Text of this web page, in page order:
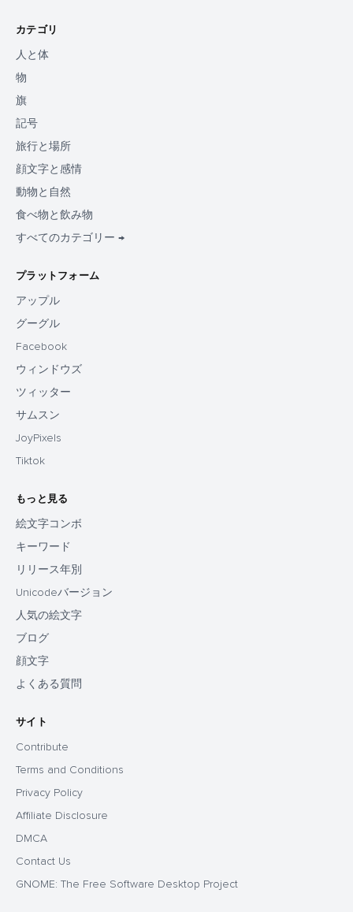
カテゴリ
人と体
物
旗
記号
旅行と場所
顔文字と感情
動物と自然
食べ物と飲み物
すべてのカテゴリー →
プラットフォーム
アップル
グーグル
Facebook
ウィンドウズ
ツィッター
サムスン
JoyPixels
Tiktok
もっと見る
絵文字コンボ
キーワード
リリース年別
Unicodeバージョン
人気の絵文字
ブログ
顔文字
よくある質問
サイト
Contribute
Terms and Conditions
Privacy Policy
Affiliate Disclosure
DMCA
Contact Us
GNOME: The Free Software Desktop Project